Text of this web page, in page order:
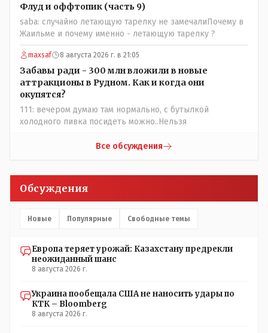
высказываний о вас в том тоне в котором была та
публикация.В комментарии от ОО было и мнение, и
факт. На мнение я ответил там же. В том же тоне
отвечать не намерен, но акценты расставил. А вот факт
нужно было проверить. Что мы и сделали. И если это вы
называете зависимостью, то у меня другое
представление об этом термине.
Флуд и оффтопик (часть 9)
saba: случайно летающую тарелку не замечалиПочему в
Жаильме и почему именно - летающую тарелку ?
maxsaf 8 августа 2026 г. в 21:05
Забавы ради - 300 млн вложили в новые
аттракционы в Рудном. Как и когда они
окупятся?
111: вечером думаю там нормально, с бутылкой
холодного пивка посидеть можно..Нельзя
Все обсуждения
Обсуждения
Новые Популярные Свободные темы
Европа теряет урожай: Казахстану предрекли
неожиданный шанс
8 августа 2026 г.
Украина пообещала США не наносить удары по
КТК – Bloomberg
8 августа 2026 г.